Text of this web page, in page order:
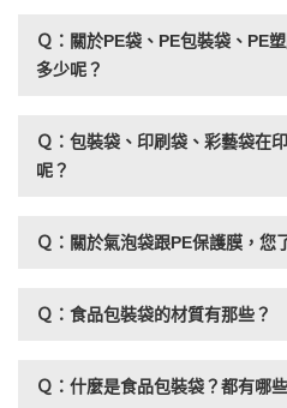
Ｑ：關於PE袋、PE包裝袋、PE
多少呢？
Ｑ：包裝袋、印刷袋、彩藝袋在
呢？
Ｑ：關於氣泡袋跟PE保護膜，您
Ｑ：食品包裝袋的材質有那些？
Ｑ：什麼是食品包裝袋？都有哪